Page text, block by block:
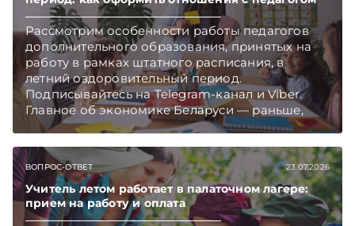
Рассмотрим особенности работы педагогов
дополнительного образования, принятых на
работу в рамках штатного расписания, в
летний оздоровительный период.
Подписывайтесь на Telegram‑канал и Viber.
Главное об экономике Беларуси — раньше,
чем в новостях TelegramViber
ВОПРОС-ОТВЕТ 23.07.2026
Учитель летом работает в палаточном лагере:
прием на работу и оплата